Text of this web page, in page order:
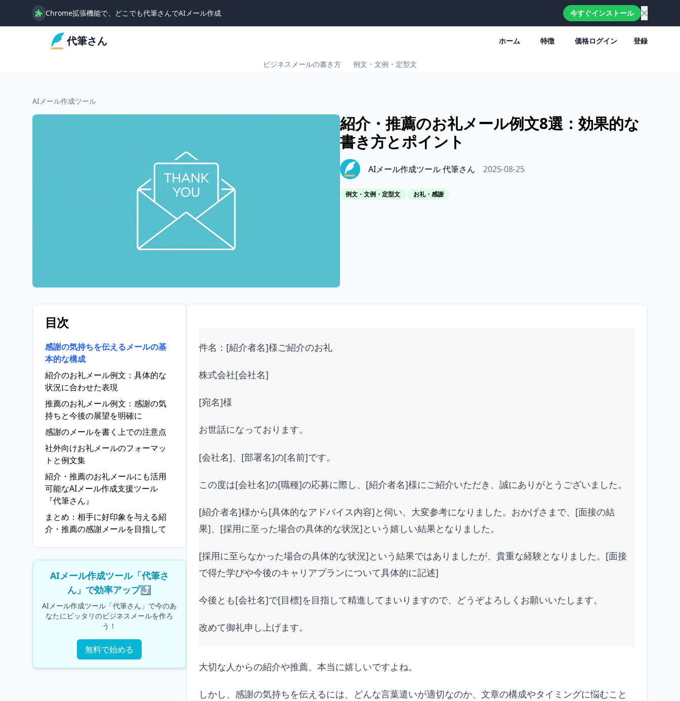
Chrome拡張機能で、どこでも代筆さんでAIメール作成 今すぐインストール
代筆さん ホーム 特徴 価格ログイン 登録
ビジネスメールの書き方 例文・文例・定型文
AIメール作成ツール
紹介・推薦のお礼メール例文8選：効果的な
書き方とポイント
AIメール作成ツール 代筆さん 2025-08-25
例文・文例・定型文 お礼・感謝
目次
感謝の気持ちを伝えるメールの基
本的な構成
紹介のお礼メール例文：具体的な
状況に合わせた表現
推薦のお礼メール例文：感謝の気
持ちと今後の展望を明確に
感謝のメールを書く上での注意点
社外向けお礼メールのフォーマッ
トと例文集
紹介・推薦のお礼メールにも活用
可能なAIメール作成支援ツール
『代筆さん』
まとめ：相手に好印象を与える紹
介・推薦の感謝メールを目指して
AIメール作成ツール「代筆さ
ん」で効率アップ⤴️
AIメール作成ツール「代筆さん」で今のあ
なたにピッタリのビジネスメールを作ろ
う！
無料で始める
件名：[紹介者名]様ご紹介のお礼
株式会社[会社名]
[宛名]様
お世話になっております。
[会社名]、[部署名]の[名前]です。
この度は[会社名]の[職種]の応募に際し、[紹介者名]様にご紹介いただき、誠にありがとうございました。
[紹介者名]様から[具体的なアドバイス内容]と伺い、大変参考になりました。おかげさまで、[面接の結
果]、[採用に至った場合の具体的な状況]という嬉しい結果となりました。
[採用に至らなかった場合の具体的な状況]という結果ではありましたが、貴重な経験となりました。[面接
で得た学びや今後のキャリアプランについて具体的に記述]
今後とも[会社名]で[目標]を目指して精進してまいりますので、どうぞよろしくお願いいたします。
改めて御礼申し上げます。
大切な人からの紹介や推薦、本当に嬉しいですよね。
しかし、感謝の気持ちを伝えるには、どんな言葉遣いが適切なのか、文章の構成やタイミングに悩むこと